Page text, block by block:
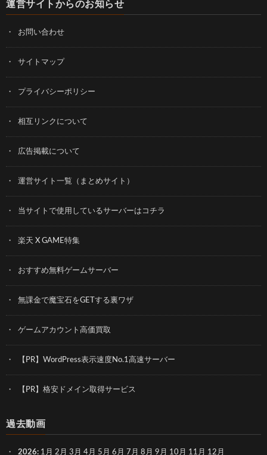
運営サイトからのお知らせ
お問い合わせ
サイトマップ
プライバシーポリシー
相互リンクについて
広告掲載について
運営サイト一覧（まとめサイト）
当サイトで使用しているサーバーはコチラ
楽天 X GAME特集
おすすめ無料ゲームサーバー
無課金で魔宝石をGETする裏ワザ
ゲームアカウント高価買取
【PR】WordPress表示速度No.1高速サーバー
【PR】格安ドメイン取得サービス
過去動画
2026: 1月 2月 3月 4月 5月 6月 7月 8月 9月 10月 11月 12月